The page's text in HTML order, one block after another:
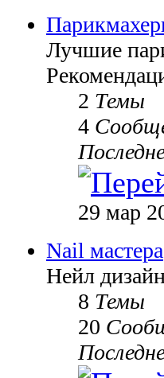
Лучшие
2 Темы
4
29 мар
Nail мастера
Нейл
8 Темы
20